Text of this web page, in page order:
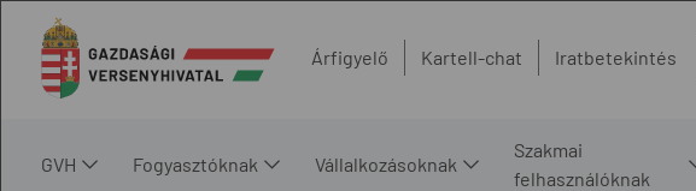
Árfigyelő Kartell-chat Iratbetekintés
GVH Fogyasztóknak Vállalkozásoknak
Szakmai
felhasználóknak